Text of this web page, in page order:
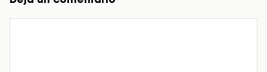
Comentario